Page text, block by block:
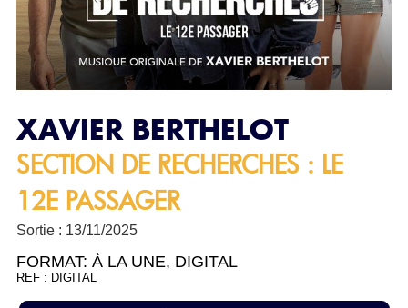
XAVIER BERTHELOT
SECTION DE RECHERCHES : LE
12E PASSAGER
Sortie : 13/11/2025
FORMAT: À LA UNE, DIGITAL
REF : DIGITAL